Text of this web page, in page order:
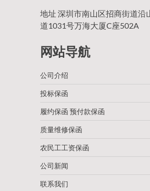
地址 深圳市南山区招商街道沿
道1031号万海大厦C座502A
网站导航
公司介绍
投标保函
履约保函 预付款保函
质量维修保函
农民工工资保函
公司新闻
联系我们